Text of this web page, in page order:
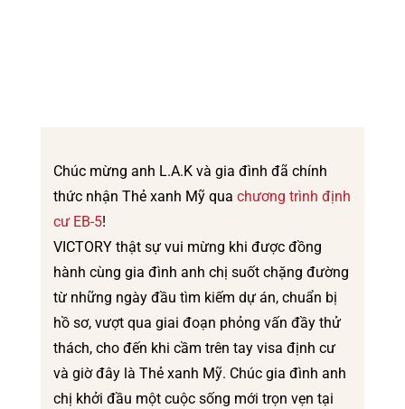
Chúc mừng anh L.A.K và gia đình đã chính
thức nhận Thẻ xanh Mỹ qua chương trình định
cư EB-5!
VICTORY thật sự vui mừng khi được đồng
hành cùng gia đình anh chị suốt chặng đường
từ những ngày đầu tìm kiếm dự án, chuẩn bị
hồ sơ, vượt qua giai đoạn phỏng vấn đầy thử
thách, cho đến khi cầm trên tay visa định cư
và giờ đây là Thẻ xanh Mỹ. Chúc gia đình anh
chị khởi đầu một cuộc sống mới trọn vẹn tại